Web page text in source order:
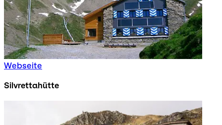
Webseite
Silvrettahütte